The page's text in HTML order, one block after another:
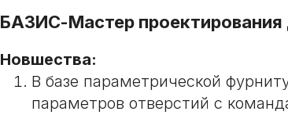
БАЗИС-Мастер проектирования
Новшества:
В базе параметрической
параметров отверстий с